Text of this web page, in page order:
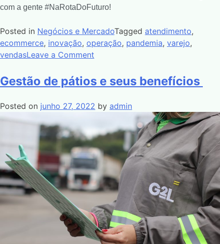
com a gente #NaRotaDoFuturo!
Posted in Negócios e MercadoTagged atendimento,
ecommerce, inovação, operação, pandemia, varejo,
vendasLeave a Comment
Gestão de pátios e seus benefícios
Posted on junho 27, 2022 by admin